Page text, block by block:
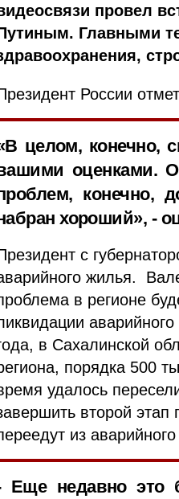
провел
Главными
России
целом, конечно,
оценками.
конечно,
хороший», -
с
жилья.
в регионе
в Сахалинской
порядка 500
удалось
второй
из
Еще недавно это